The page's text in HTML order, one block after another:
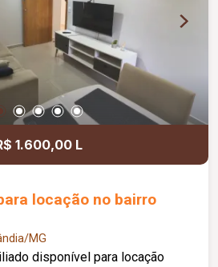
1.600,00 L
locação no bairro
MG
disponível para locação